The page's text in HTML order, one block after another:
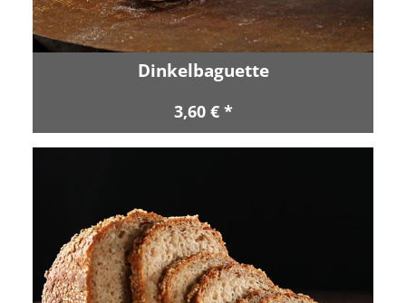
Dinkelbaguette
3,60 € *